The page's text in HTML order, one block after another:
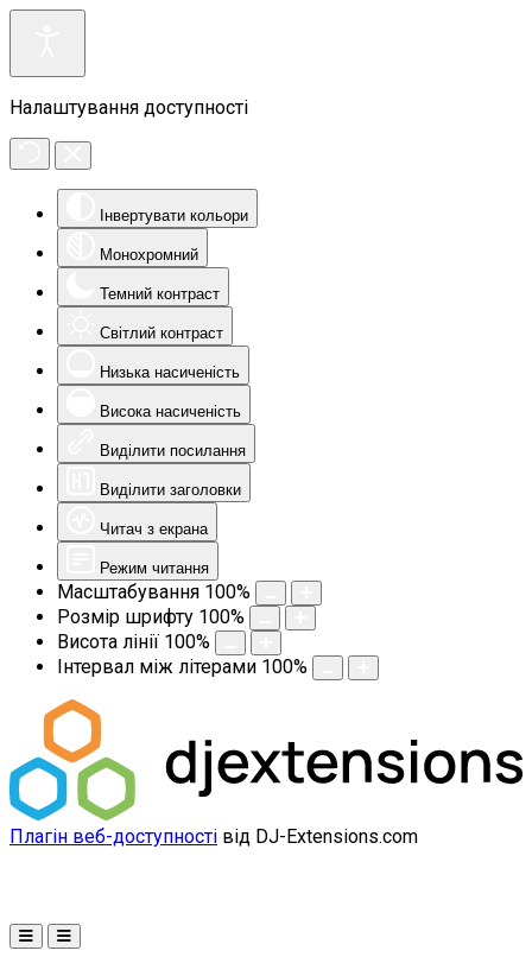
Налаштування доступності
Інвертувати кольори
Монохромний
Темний контраст
Світлий контраст
Низька насиченість
Висока насиченість
Виділити посилання
Виділити заголовки
Читач з екрана
Режим читання
Масштабування 100%
Розмір шрифту 100%
Висота лінії 100%
Інтервал між літерами 100%
Плагін веб-доступності від DJ-Extensions.com